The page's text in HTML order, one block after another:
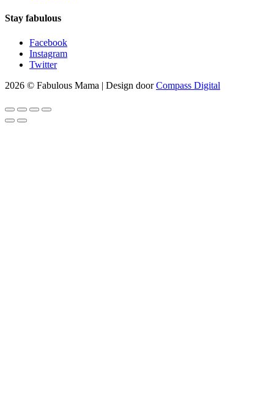
Stay fabulous
Facebook
Instagram
Twitter
2026 © Fabulous Mama | Design doorCompass Digital